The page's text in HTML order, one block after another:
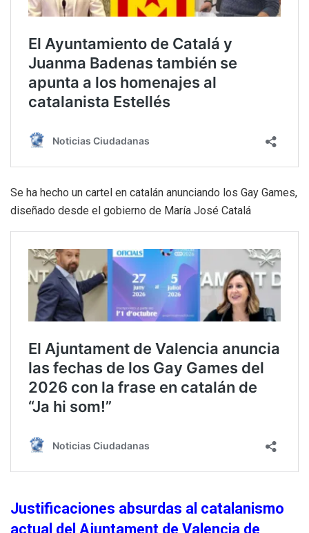
Se ha hecho un cartel en catalán anunciando los Gay Games,
diseñado desde el gobierno de María José Catalá
Justificaciones absurdas al catalanismo
actual del Ajuntament de Valencia de